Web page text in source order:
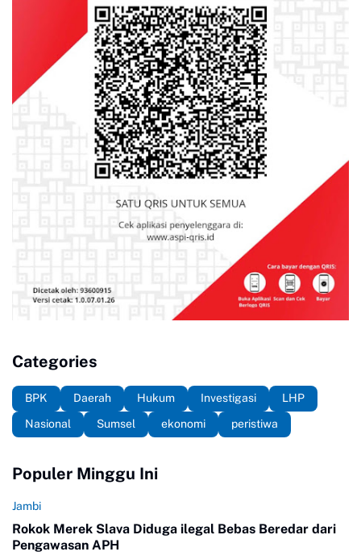
Categories
BPK Daerah Hukum Investigasi
LHP
Nasional
Sumsel ekonomi peristiwa
Populer Minggu Ini
Jambi
Rokok Merek Slava Diduga ilegal Bebas Beredar dari
Pengawasan APH